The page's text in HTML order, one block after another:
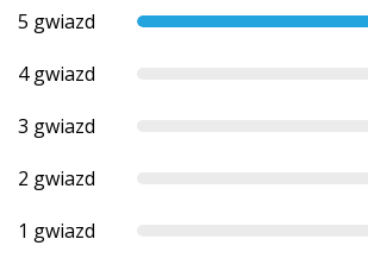
5 gwiazd
4 gwiazd
3 gwiazd
2 gwiazd
1 gwiazd